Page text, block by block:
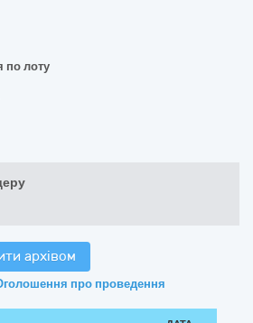
по лоту
архівом
про проведення